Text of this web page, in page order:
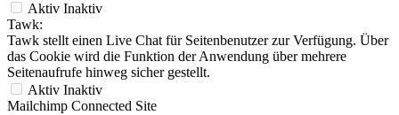
Aktiv Inaktiv
Tawk:
Tawk stellt einen Live Chat für Seitenbenutzer zur Verfügung. Über
das Cookie wird die Funktion der Anwendung über mehrere
Seitenaufrufe hinweg sicher gestellt.
Aktiv Inaktiv
Mailchimp Connected Site